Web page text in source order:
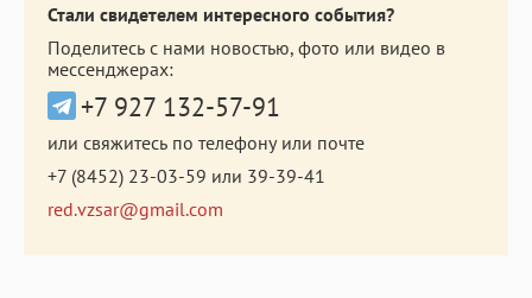
Стали свидетелем интересного события?
Поделитесь с нами новостью, фото или видео в
мессенджерах:
+7 927 132-57-91
или свяжитесь по телефону или почте
+7 (8452) 23-03-59 или 39-39-41
red.vzsar@gmail.com